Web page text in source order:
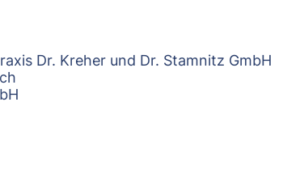
Dr. Kreher und Dr. Stamnitz GmbH